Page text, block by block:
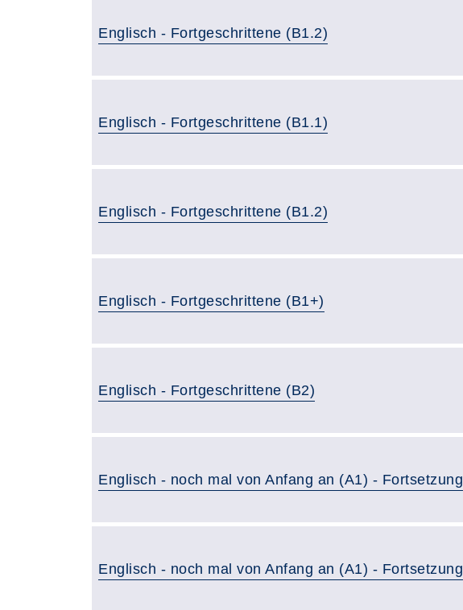
Englisch - Fortgeschrittene (B1.2)
Englisch - Fortgeschrittene (B1.1)
Englisch - Fortgeschrittene (B1.2)
Englisch - Fortgeschrittene (B1+)
Englisch - Fortgeschrittene (B2)
Englisch - noch mal von Anfang an (A1) - Fortsetzung
Englisch - noch mal von Anfang an (A1) - Fortsetzung